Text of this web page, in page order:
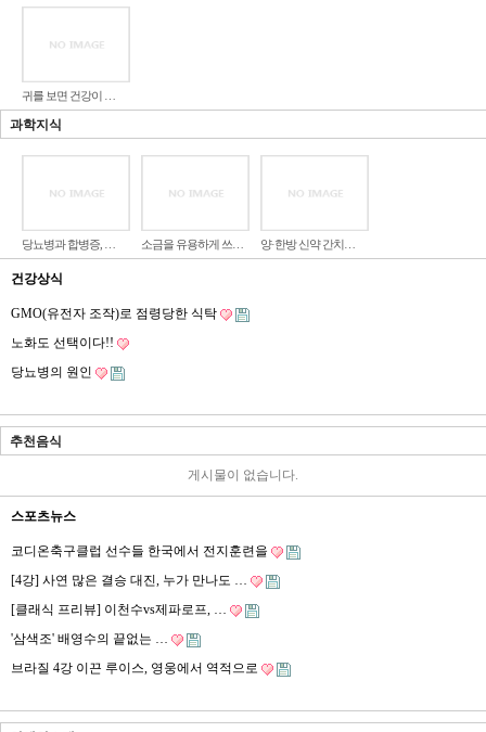
귀를 보면 건강이 …
과학지식
당뇨병과 합병증, … 소금을 유용하게 쓰… 양·한방 신약 간치…
건강상식
GMO(유전자 조작)로 점령당한 식탁
노화도 선택이다!!
당뇨병의 원인
추천음식
게시물이 없습니다.
스포츠뉴스
코디온축구클럽 선수들 한국에서 전지훈련을
[4강] 사연 많은 결승 대진, 누가 만나도 …
[클래식 프리뷰] 이천수vs제파로프, …
'삼색조' 배영수의 끝없는 …
브라질 4강 이끈 루이스, 영웅에서 역적으로